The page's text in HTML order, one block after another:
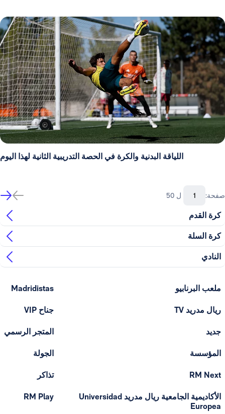
اللياقة البدنية والكرة في الحصة التدريبية الثانية لهذا اليوم
صفحة: ل 50
كرة القدم
كرة السلة
النادي
ملعب البرنابيو
ريال مدريد TV
جديد
المؤسسة
RM Next
الأكاديمية الجامعية ريال مدريد Universidad
Europea
Madridistas
جناح VIP
المتجر الرسمي
الجولة
تذاكر
RM Play